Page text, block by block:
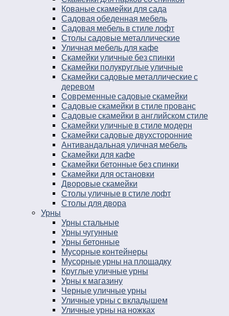
Кованые скамейки для сада
Садовая обеденная мебель
Садовая мебель в стиле лофт
Столы садовые металлические
Уличная мебель для кафе
Скамейки уличные без спинки
Скамейки полукруглые уличные
Скамейки садовые металлические с
деревом
Современные садовые скамейки
Садовые скамейки в стиле прованс
Садовые скамейки в английском стиле
Скамейки уличные в стиле модерн
Скамейки садовые двухсторонние
Антивандальная уличная мебель
Скамейки для кафе
Скамейки бетонные без спинки
Скамейки для остановки
Дворовые скамейки
Столы уличные в стиле лофт
Столы для двора
Урны
Урны стальные
Урны чугунные
Урны бетонные
Мусорные контейнеры
Мусорные урны на площадку
Круглые уличные урны
Урны к магазину
Черные уличные урны
Уличные урны с вкладышем
Уличные урны на ножках